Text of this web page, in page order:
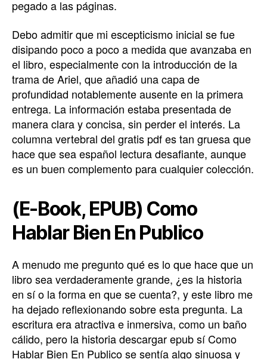
pegado a las páginas.
Debo admitir que mi escepticismo inicial se fue
disipando poco a poco a medida que avanzaba en
el libro, especialmente con la introducción de la
trama de Ariel, que añadió una capa de
profundidad notablemente ausente en la primera
entrega. La información estaba presentada de
manera clara y concisa, sin perder el interés. La
columna vertebral del gratis pdf es tan gruesa que
hace que sea español lectura desafiante, aunque
es un buen complemento para cualquier colección.
(E-Book, EPUB) Como
Hablar Bien En Publico
A menudo me pregunto qué es lo que hace que un
libro sea verdaderamente grande, ¿es la historia
en sí o la forma en que se cuenta?, y este libro me
ha dejado reflexionando sobre esta pregunta. La
escritura era atractiva e inmersiva, como un baño
cálido, pero la historia descargar epub sí Como
Hablar Bien En Publico se sentía algo sinuosa y